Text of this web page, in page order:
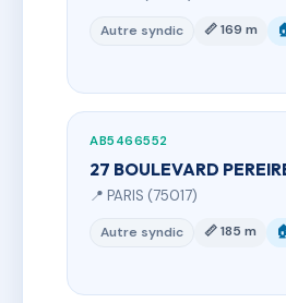
Autre syndic 📏 169 m
AB5466552
27 BOULEVARD
📍 PARIS (75017)
Autre syndic 📏 185 m